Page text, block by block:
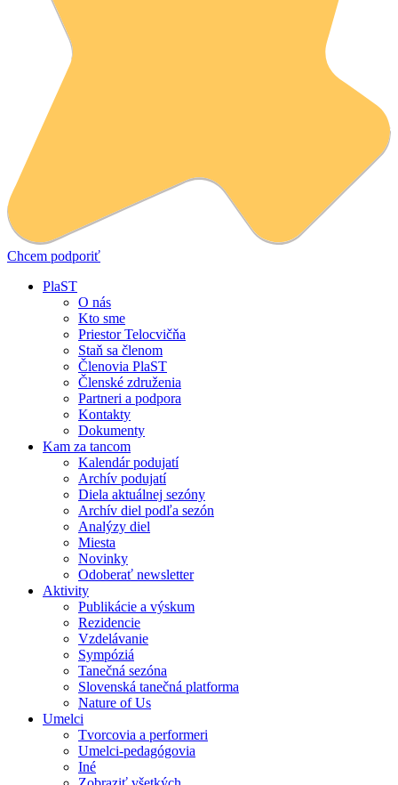
Chcem podporiť
PlaST
O nás
Kto sme
Priestor Telocvičňa
Staň sa členom
Členovia PlaST
Členské združenia
Partneri a podpora
Kontakty
Dokumenty
Kam za tancom
Kalendár podujatí
Archív podujatí
Diela aktuálnej sezóny
Archív diel podľa sezón
Analýzy diel
Miesta
Novinky
Odoberať newsletter
Aktivity
Publikácie a výskum
Rezidencie
Vzdelávanie
Sympóziá
Tanečná sezóna
Slovenská tanečná platforma
Nature of Us
Umelci
Tvorcovia a performeri
Umelci-pedagógovia
Iné